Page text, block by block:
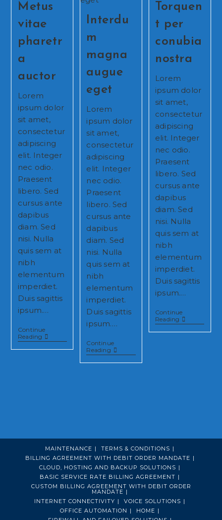
Metus
vitae
pharetr
a
auctor
Lorem
ipsum dolor
sit amet,
consectetur
adipiscing
elit. Integer
nec odio.
Praesent
libero. Sed
cursus ante
dapibus
diam. Sed
nisi. Nulla
quis sem at
nibh
elementum
imperdiet.
Duis sagittis
ipsum.…
Continue
Reading Metus
Vitae
Pharetra
Interdu
m
magna
augue
eget
Lorem
ipsum dolor
sit amet,
consectetur
adipiscing
elit. Integer
nec odio.
Praesent
libero. Sed
cursus ante
dapibus
diam. Sed
nisi. Nulla
quis sem at
nibh
elementum
imperdiet.
Duis sagittis
ipsum.…
Continue
ReadingInterdum
Magna
Augue
Torquen
t per
conubia
nostra
Lorem
ipsum dolor
sit amet,
consectetur
adipiscing
elit. Integer
nec odio.
Praesent
libero. Sed
cursus ante
dapibus
diam. Sed
nisi. Nulla
quis sem at
nibh
elementum
imperdiet.
Duis sagittis
ipsum.…
Continue
Reading Torquent
Per
Conubia
MAINTENANCE
TERMS & CONDITIONS
BILLING AGREEMENT WITH DEBIT ORDER MANDATE
CLOUD, HOSTING AND BACKUP SOLUTIONS
BASIC SERVICE RATE BILLING AGREEMENT
CUSTOM BILLING AGREEMENT WITH DEBIT ORDER
MANDATE
INTERNET CONNECTIVITY
VOICE SOLUTIONS
OFFICE AUTOMATION
HOME